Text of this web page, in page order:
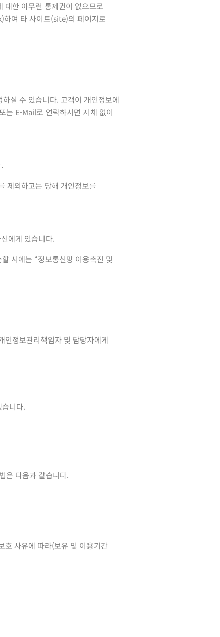
대한 아무런 통제권이 없으므로
하여 타 사이트(site)의 페이지로
하실 수 있습니다. 고객이 개인정보에
는 E-Mail로 연락하시면 지체 없이
제외하고는 당해 개인정보를
에게 있습니다.
시에는 “정보통신망 이용촉진 및
인정보관리책임자 및 담당자에게
니다.
은 다음과 같습니다.
호 사유에 따라(보유 및 이용기간